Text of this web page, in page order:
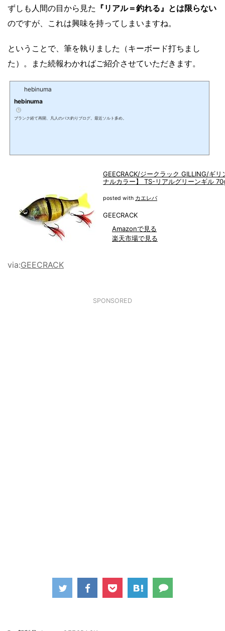
ずしも人間の目から見た 『リアル＝釣れる』とは限らない
のですが、これは興味を持ってしまいますね。
ということで、筆を執りました（キーボード打ちまし
た）。また続報わかればご紹介させていただきます。
hebinuma
hebinuma
ブランク経て再開、凡人のバス釣りブログ。最近ソルト多め。
GEECRACK/ジークラック GILLING/ギ
ナルカラー】 TS-リアルグリーンギル
posted with カエレバ
GEECRACK
Amazonで見る
楽天市場で見る
via:GEECRACK
SPONSORED